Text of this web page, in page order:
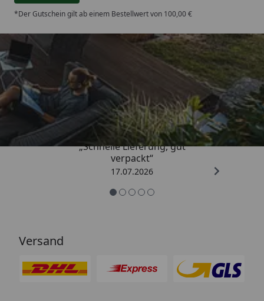
*Der Gutschein gilt ab einem Bestellwert von 100,00 €
Trusted Shops
4,65/ 5
„Schnelle Lieferung, gut
verpackt“
17.07.2026
Versand